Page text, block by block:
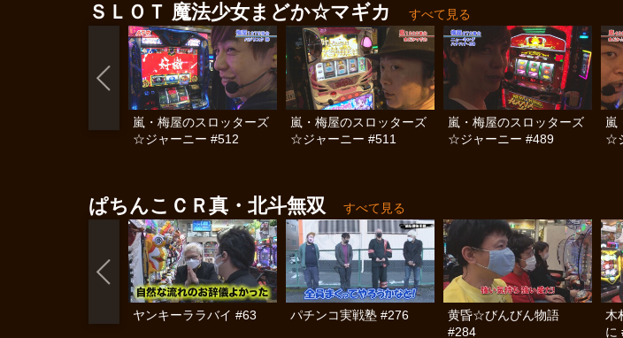
ＳＬＯＴ 魔法少女まどか☆マギカ すべて見る
嵐・梅屋のスロッターズ
☆ジャーニー #512
嵐・梅屋のスロッターズ
☆ジャーニー #511
嵐・梅屋のスロッターズ
☆ジャーニー #489
嵐
☆
ぱちんこＣＲ真・北斗無双 すべて見る
ヤンキーララバイ #63 パチンコ実戦塾 #276
黄昏☆びんびん物語
#284
木
に